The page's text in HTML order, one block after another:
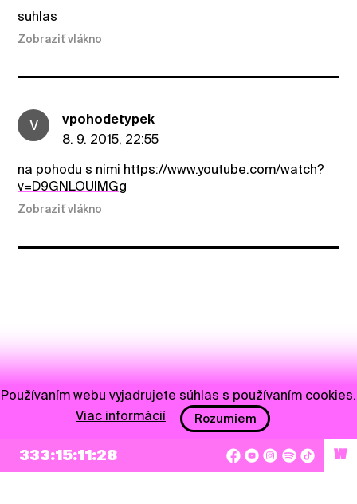
suhlas
Zobraziť vlákno
V
vpohodetypek
8. 9. 2015, 22:55
na pohodu s nimi https://www.youtube.com/watch?
v=D9GNLOUlMGg
Zobraziť vlákno
333:15:11:28 W
Používaním webu vyjadrujete súhlas s používaním cookies.
Viac informácií
Rozumiem